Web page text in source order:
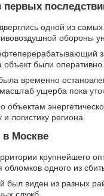
одной из
обороны
были
временно
ущерба пока
логистику региона.
в Москве
крупнейшего
одного из
виден из разных